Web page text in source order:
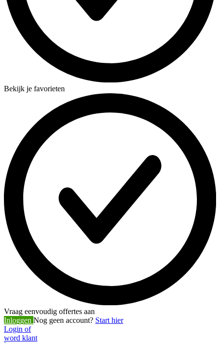
Bekijk je favorieten
Vraag eenvoudig offertes aan
Inloggen Nog geen account? Start hier
Login of
word klant